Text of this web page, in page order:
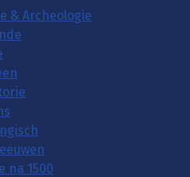
& Archeologie
na 1500